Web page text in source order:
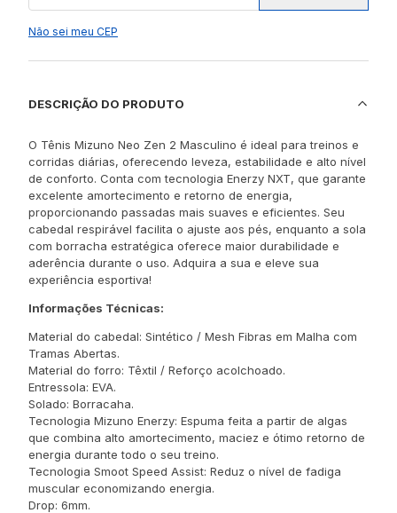
Não sei meu CEP
DESCRIÇÃO DO PRODUTO
O Tênis Mizuno Neo Zen 2 Masculino é ideal para treinos e
corridas diárias, oferecendo leveza, estabilidade e alto nível
de conforto. Conta com tecnologia Enerzy NXT, que garante
excelente amortecimento e retorno de energia,
proporcionando passadas mais suaves e eficientes. Seu
cabedal respirável facilita o ajuste aos pés, enquanto a sola
com borracha estratégica oferece maior durabilidade e
aderência durante o uso. Adquira a sua e eleve sua
experiência esportiva!
Informações Técnicas:
Material do cabedal: Sintético / Mesh Fibras em Malha com
Tramas Abertas.
Material do forro: Têxtil / Reforço acolchoado.
Entressola: EVA.
Solado: Borracaha.
Tecnologia Mizuno Enerzy: Espuma feita a partir de algas
que combina alto amortecimento, maciez e ótimo retorno de
energia durante todo o seu treino.
Tecnologia Smoot Speed Assist: Reduz o nível de fadiga
muscular economizando energia.
Drop: 6mm.